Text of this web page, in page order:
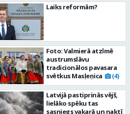
Laiks reformām?
Foto: Valmierā atzīmē
austrumslāvu
tradicionālos pavasara
svētkus Masļeņica
(4)
Latvijā pastiprinās vējš,
lielāko spēku tas
sasniegs vakarā un naktī